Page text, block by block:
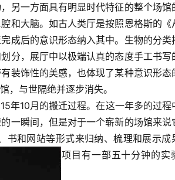
另一方面具有明显时代特征的整个场馆
和大脑。如古人类厅是按照恩格斯的《
成后的意识形态纳入其中。生物的分类
分，展厅中以极端认真的态度手工书写
装饰性的美感，也体现了某种意识形态
，与世隔绝并逐步消失。
年10月的搬迁过程。在这一年多的过程
一瞬间，但是对于一个崭新的场馆来说
书和网站等形式来归纳、梳理和展示成
项目有一部五十分钟的实